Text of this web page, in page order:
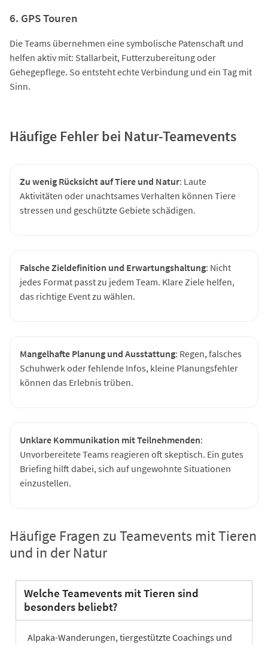
6. GPS Touren
Die Teams übernehmen eine symbolische Patenschaft und
helfen aktiv mit: Stallarbeit, Futterzubereitung oder
Gehegepflege. So entsteht echte Verbindung und ein Tag mit
Sinn.
Häufige Fehler bei Natur-Teamevents
Zu wenig Rücksicht auf Tiere und Natur: Laute
Aktivitäten oder unachtsames Verhalten können Tiere
stressen und geschützte Gebiete schädigen.
Falsche Zieldefinition und Erwartungshaltung: Nicht
jedes Format passt zu jedem Team. Klare Ziele helfen,
das richtige Event zu wählen.
Mangelhafte Planung und Ausstattung: Regen, falsches
Schuhwerk oder fehlende Infos, kleine Planungsfehler
können das Erlebnis trüben.
Unklare Kommunikation mit Teilnehmenden:
Unvorbereitete Teams reagieren oft skeptisch. Ein gutes
Briefing hilft dabei, sich auf ungewohnte Situationen
einzustellen.
Häufige Fragen zu Teamevents mit Tieren
und in der Natur
Welche Teamevents mit Tieren sind
besonders beliebt?
Alpaka-Wanderungen, tiergestützte Coachings und